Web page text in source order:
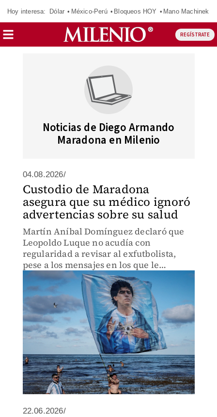
Hoy interesa: Dólar México-Perú Bloqueos HOY Mano Machinek
REGÍSTRATE
Noticias de Diego Armando
Maradona en Milenio
04.08.2026/
Custodio de Maradona
asegura que su médico ignoró
advertencias sobre su salud
Martín Aníbal Domínguez declaró que
Leopoldo Luque no acudía con
regularidad a revisar al exfutbolista,
pese a los mensajes en los que le
advertían sobre la hinchazón y el
deterioro de su salud.
22.06.2026/